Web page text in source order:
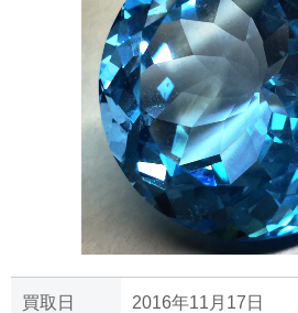
買取日 2016年11月17日